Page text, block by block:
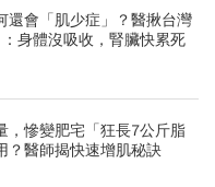
還會「肌少症」？醫揪台灣
身體沒吸收，腎臟快累死
，慘變肥宅「狂長7公斤脂
？醫師揭快速增肌秘訣